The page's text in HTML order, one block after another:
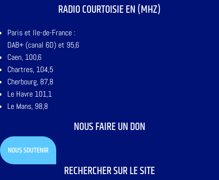
RADIO COURTOISIE EN (MHZ)
Paris et Ile-de-France :
DAB+ (canal 6D) et 95,6
Caen, 100,6
Chartres, 104,5
Cherbourg, 87,8
Le Havre 101,1
Le Mans, 98,8
NOUS FAIRE UN DON
NOUS SOUTENIR
RECHERCHER SUR LE SITE